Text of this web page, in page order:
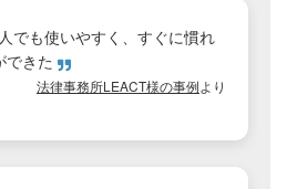
でも使いやすく、すぐに慣れ
できた
法律事務所LEACT様の事例より